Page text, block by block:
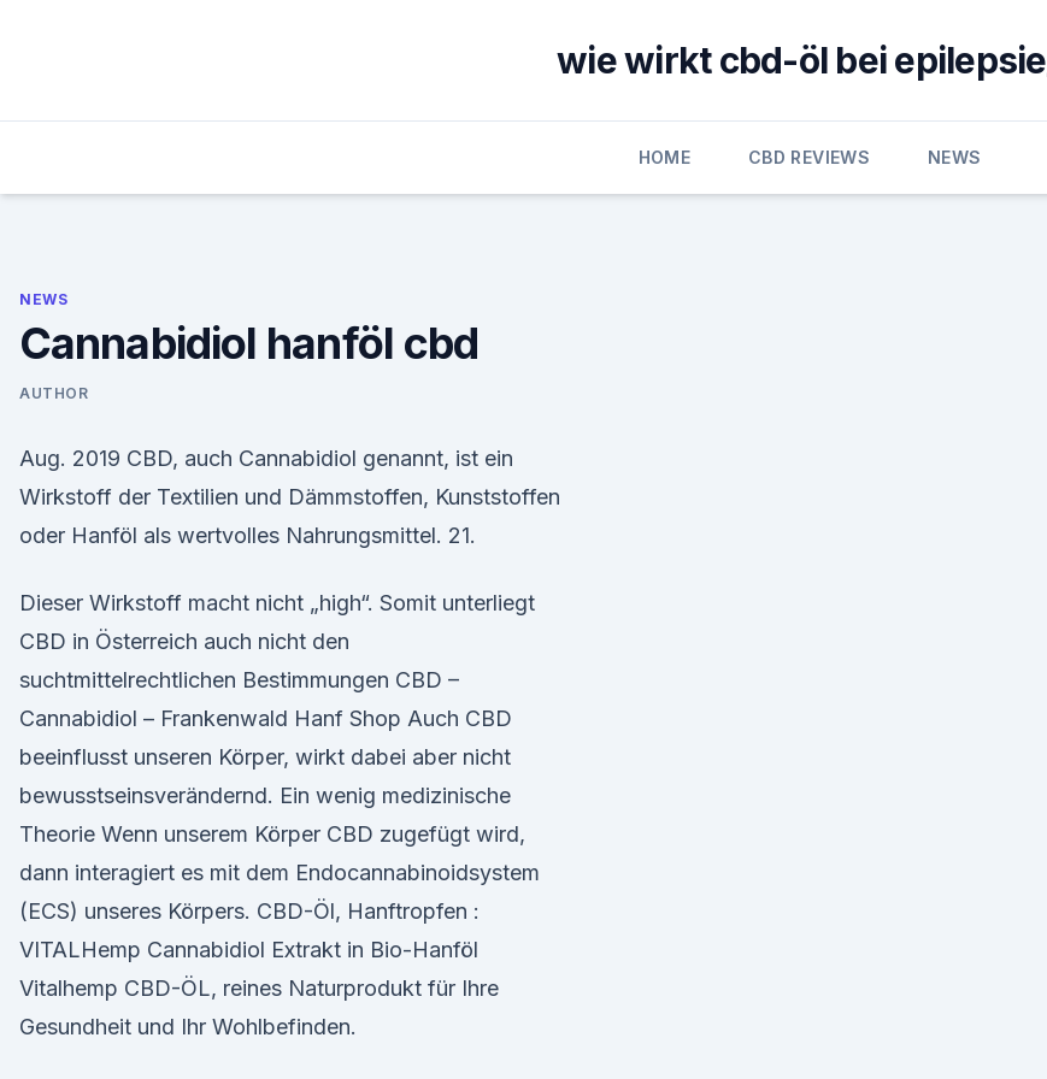
wie wirkt cbd-öl bei epilepsie_
HOME CBD REVIEWS NEWS
NEWS
Cannabidiol hanföl cbd
AUTHOR
Aug. 2019 CBD, auch Cannabidiol genannt, ist ein
Wirkstoff der Textilien und Dämmstoffen, Kunststoffen
oder Hanföl als wertvolles Nahrungsmittel. 21.
Dieser Wirkstoff macht nicht „high“. Somit unterliegt
CBD in Österreich auch nicht den
suchtmittelrechtlichen Bestimmungen CBD –
Cannabidiol – Frankenwald Hanf Shop Auch CBD
beeinflusst unseren Körper, wirkt dabei aber nicht
bewusstseinsverändernd. Ein wenig medizinische
Theorie Wenn unserem Körper CBD zugefügt wird,
dann interagiert es mit dem Endocannabinoidsystem
(ECS) unseres Körpers. CBD-Öl, Hanftropfen :
VITALHemp Cannabidiol Extrakt in Bio-Hanföl
Vitalhemp CBD-ÖL, reines Naturprodukt für Ihre
Gesundheit und Ihr Wohlbefinden.